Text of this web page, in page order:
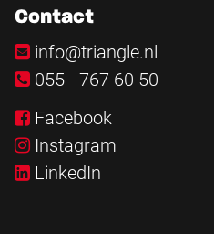
Contact
info@triangle.nl
055 - 767 60 50
Facebook
Instagram
LinkedIn